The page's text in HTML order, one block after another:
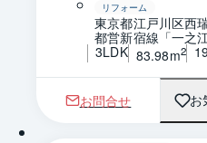
リフォーム
東京都江戸川区西
都営新宿線「一之
3LDK 83.98m2
お問合せ お